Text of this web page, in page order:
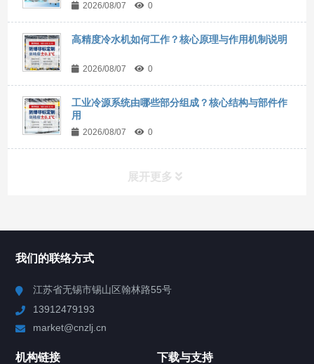
2026/08/07 0
高精度冷水机如何工作？核心原理与作用机制说明
2026/08/07 0
工业冷源系统由哪些部分组成？核心结构与部件作
用
2026/08/07 0
展开更多
Chiller高精度制冷循环器
我们的联络方式
江苏省无锡市锡山区翰林路55号
13912479193
market@cnzlj.cn
机构链接 下载与支持